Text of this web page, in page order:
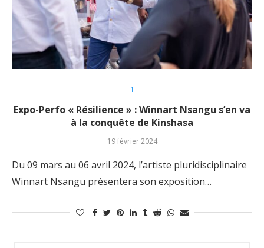
1
Expo-Perfo « Résilience » : Winnart Nsangu s’en va
à la conquête de Kinshasa
19 février 2024
Du 09 mars au 06 avril 2024, l’artiste pluridisciplinaire
Winnart Nsangu présentera son exposition…